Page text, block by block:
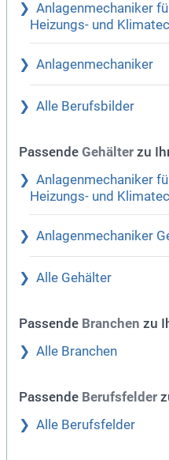
Anlagenmechaniker
Heizungs- und
Anlagenmechaniker
Alle Berufsbilder
Passende Gehälter zu
Anlagenmechaniker
Heizungs- und
Anlagenmechaniker
Alle Gehälter
Passende Branchen zu
Alle Branchen
Passende Berufsfelder
Alle Berufsfelder